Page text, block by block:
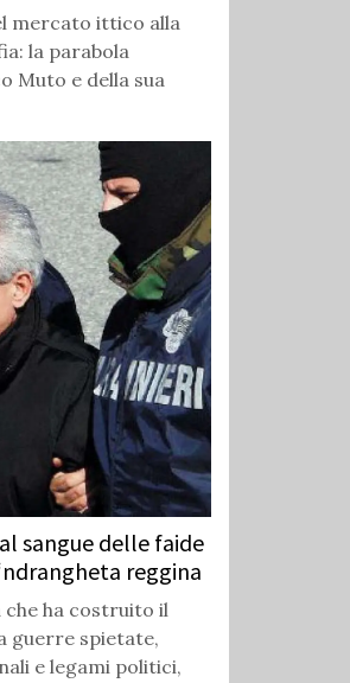
mercato ittico alla
la parabola
Muto e della sua
sangue delle faide
reggina
ha costruito il
guerre spietate,
e legami politici,